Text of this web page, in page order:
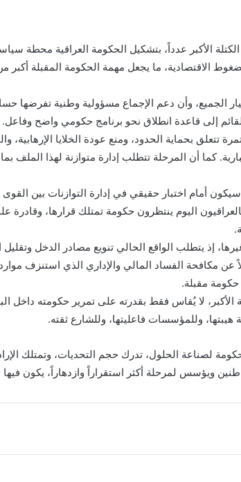
الأكبر عدداً، بتشكيل الحكومة العراقية محطة
الاقتصادية، ما يجعل مهمة الحكومة المقبلة أكبر
الجميع، وأن دعم الإجماع مسؤولية وطنية تفرضها
إلى قاعدة انطلاق نحو برنامج حكومي واضح وفاعل.
تتعلق بحماية الحدود، ومنع عودة الخلايا
كما أن المرحلة تتطلب إدارة متوازنة لهذا
أمام اختبار حقيقي في إدارة التوازنات بين القوى
اليوم ينتظرون حكومة تمتلك قرارها،
إذ يتطلب الواقع الحالي تنويع مصادر الدخل وتقليل
عن مكافحة الفساد المالي والإداري الذي استنزف
حكومة مقبلة.
الأكبر، لا يُقاس فقط بقدرته على تمرير حكومته
وللمؤسسات فاعليتها، وللشارع ثقته.
لصناعة الحلول، تدرك حجم التحديات، وتمتلك
ويؤسس لمرحلة أكثر استقراراً وازدهاراً، يكون فيها